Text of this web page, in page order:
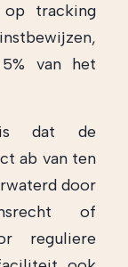
op tracking
van het
is dat de
ab van ten
door
of
reguliere